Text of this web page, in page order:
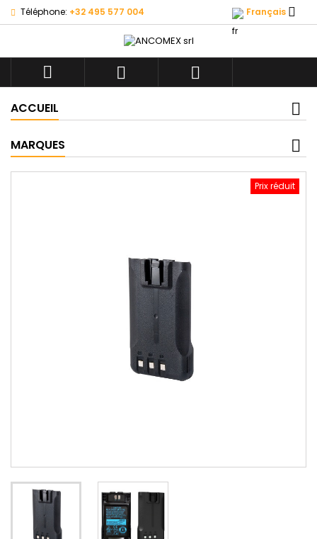
Téléphone: +32 495 577 004 Français 
  
ACCUEIL
MARQUES
Prix réduit